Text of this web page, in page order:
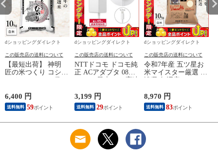
dショッピングダイレクト
この販売店の送料について
【最短出荷】 神明
匠の米つくり コシヒ
カリ 10kg(5kg×2袋)
可能 防虫対策 白米
精米 お米 コメ 家計
応援米 送料無料
6,400 円
送料無料 59
dショッピングダイレクト
この販売店の送料について
NTTドコモ ドコモ純
正 ACアダプタ 08
Type-C 最大45W 高速
iPhone Android
Nintendo Switch スイ
ッチ対応 AMD39027
3,199 円
送料無料 29
dショッピングダイレクト
この販売店の送料について
令和7年産 五ツ星お
米マイスター厳選 新
潟県 魚沼産 コシヒ
まとめ買い 田中米穀
精米HACCP認定の高
品質管理 白米 精米
8,970 円
送料無料 83